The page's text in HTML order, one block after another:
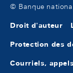
© Banque
Droit d'auteur
Protection des
Courriels,